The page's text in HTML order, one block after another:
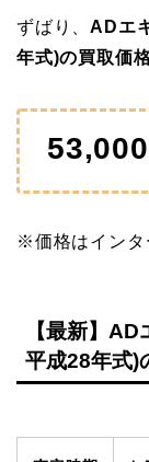
ずばり、ADエ
年式)の買取価
53,000
※価格はインタ
【最新】
平成28年式)